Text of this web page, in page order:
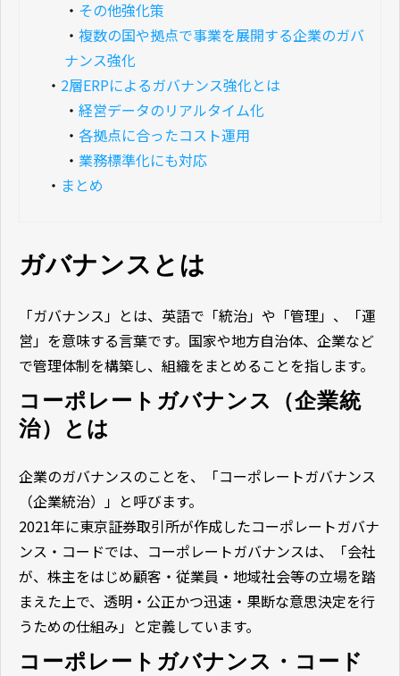
・ その他強化策
・ 複数の国や拠点で事業を展開する企業のガバ
ナンス強化
・ 2層ERPによるガバナンス強化とは
・ 経営データのリアルタイム化
・ 各拠点に合ったコスト運用
・ 業務標準化にも対応
・ まとめ
ガバナンスとは
「ガバナンス」とは、英語で「統治」や「管理」、「運
営」を意味する言葉です。国家や地方自治体、企業など
で管理体制を構築し、組織をまとめることを指します。
コーポレートガバナンス（企業統
治）とは
企業のガバナンスのことを、「コーポレートガバナンス
（企業統治）」と呼びます。
2021年に東京証券取引所が作成したコーポレートガバナ
ンス・コードでは、コーポレートガバナンスは、「会社
が、株主をはじめ顧客・従業員・地域社会等の立場を踏
まえた上で、透明・公正かつ迅速・果断な意思決定を行
うための仕組み」と定義しています。
コーポレートガバナンス・コード